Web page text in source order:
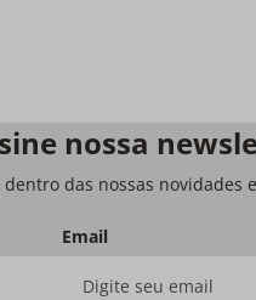
nossa
das nossas novidades
Email